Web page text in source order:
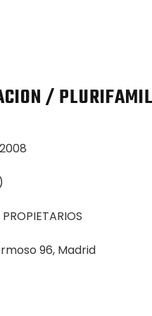
/
2008
96, Madrid